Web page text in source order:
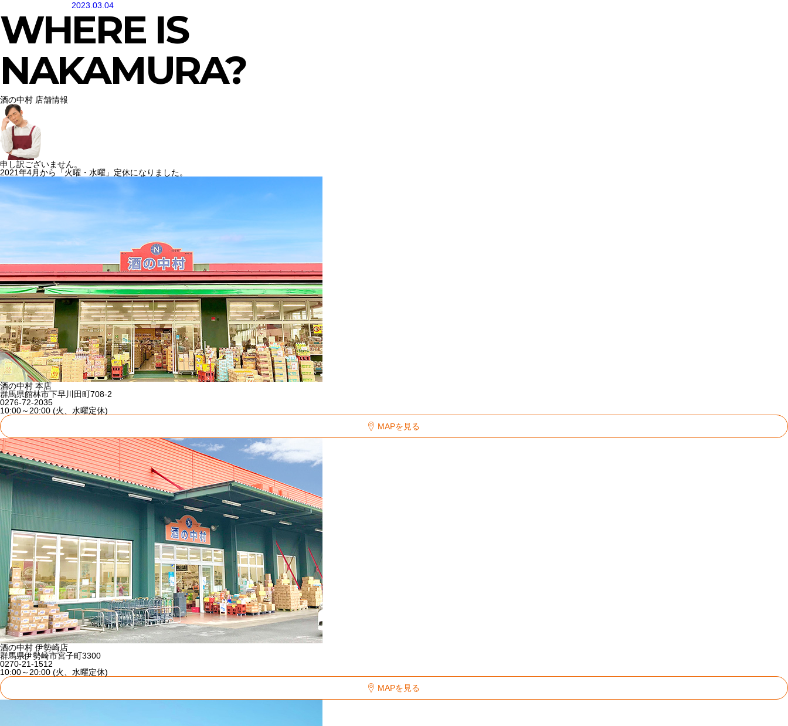
2023.03.04
WHERE IS
NAKAMURA?
酒の中村 店舗情報
申し訳ございません。
2021年4月から「火曜・水曜」定休になりました。
酒の中村 本店
群馬県館林市下早川田町708-2
0276-72-2035
10:00～20:00 (火、水曜定休)
MAPを見る
酒の中村 伊勢崎店
群馬県伊勢崎市宮子町3300
0270-21-1512
10:00～20:00 (火、水曜定休)
MAPを見る